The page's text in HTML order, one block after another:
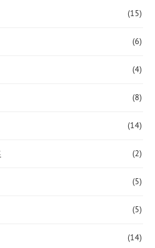
(15)
(6)
(4)
(8)
(14)
(2)
(5)
(5)
(14)